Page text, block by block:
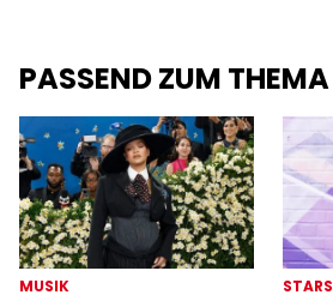
PASSEND ZUM THEMA
MUSIK STARS